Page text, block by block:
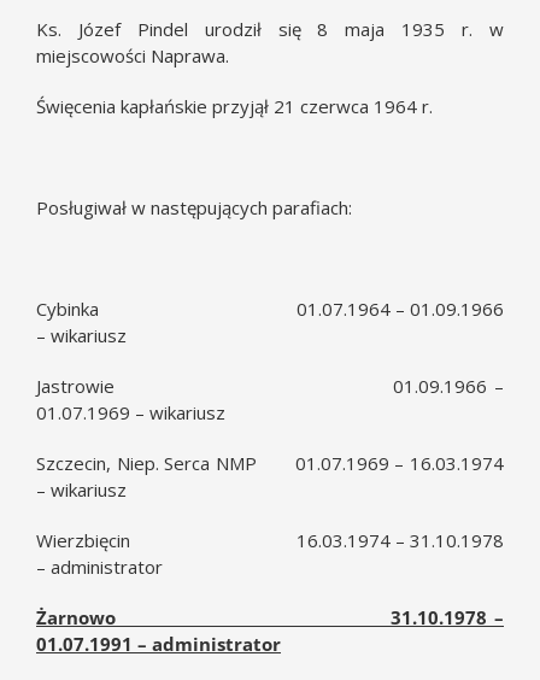
Ks. Józef Pindel urodził się 8 maja 1935 r. w
miejscowości Naprawa.
Święcenia kapłańskie przyjął 21 czerwca 1964 r.
Posługiwał w następujących parafiach:
Cybinka 01.07.1964 – 01.09.1966
– wikariusz
Jastrowie 01.09.1966 –
01.07.1969 – wikariusz
Szczecin, Niep. Serca NMP 01.07.1969 – 16.03.1974
– wikariusz
Wierzbięcin 16.03.1974 – 31.10.1978
– administrator
Żarnowo 31.10.1978 –
01.07.1991 – administrator